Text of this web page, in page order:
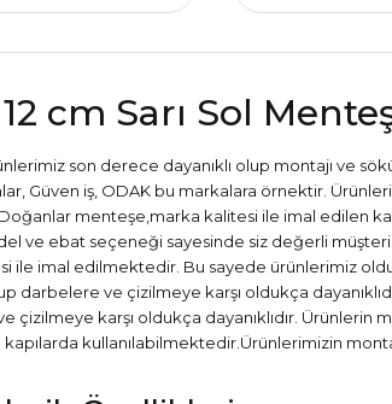
cm Sarı Sol
son derece dayanıklı olup montajı ve
Güven iş, ODAK bu markalara örnektir.
menteşe,marka kalitesi ile imal edilen
ve ebat seçeneği sayesinde siz değerli
ile imal edilmektedir. Bu sayede ürünlerimiz
darbelere ve çizilmeye karşı oldukça
karşı oldukça dayanıklıdır. Ürünlerin
kullanılabilmektedir.Ürünlerimizin